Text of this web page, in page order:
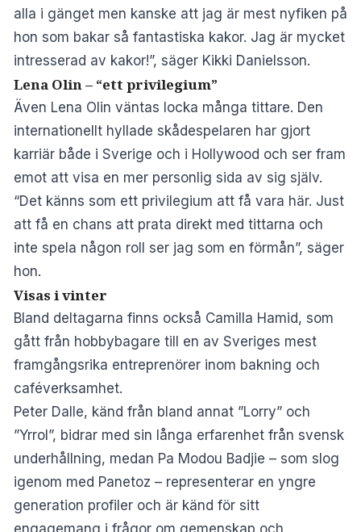
alla i gänget men kanske att jag är mest nyfiken på
hon som bakar så fantastiska kakor. Jag är mycket
intresserad av kakor!”, säger Kikki Danielsson.
Lena Olin – “ett privilegium”
Även Lena Olin väntas locka många tittare. Den
internationellt hyllade skådespelaren har gjort
karriär både i Sverige och i Hollywood och ser fram
emot att visa en mer personlig sida av sig själv.
“Det känns som ett privilegium att få vara här. Just
att få en chans att prata direkt med tittarna och
inte spela någon roll ser jag som en förmån”, säger
hon.
Visas i vinter
Bland deltagarna finns också Camilla Hamid, som
gått från hobbybagare till en av Sveriges mest
framgångsrika entreprenörer inom bakning och
caféverksamhet.
Peter Dalle, känd från bland annat ”Lorry” och
”Yrrol”, bidrar med sin långa erfarenhet från svensk
underhållning, medan Pa Modou Badjie – som slog
igenom med Panetoz – representerar en yngre
generation profiler och är känd för sitt